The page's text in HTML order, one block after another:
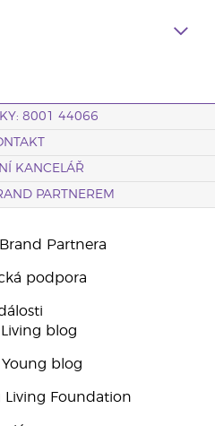
8001 44066
KANCELÁŘ
PARTNEREM
Partnera
podpora
blog
Young blog
Living Foundation